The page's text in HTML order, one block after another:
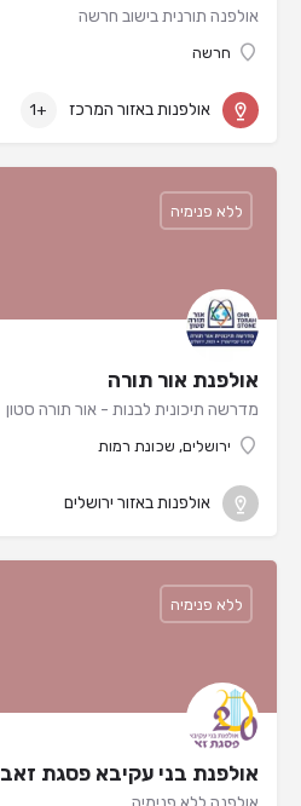
אולפנה תורנית בישוב חרשה
חרשה
אולפנות באזור המרכז +1
אולפנת אור תורה
מדרשה תיכונית לבנות - אור תורה סטון
ירושלים, שכונת רמות
ללא פנימיה
אולפנות באזור ירושלים
אולפנת בני עקיבא פסגת זאב
ללא פנימיה